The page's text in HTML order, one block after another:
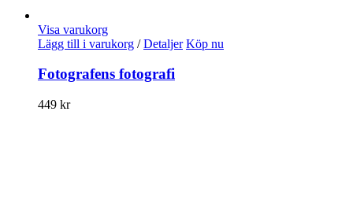
Visa varukorg
Lägg till i varukorg / Detaljer Köp nu
Fotografens fotografi
449 kr